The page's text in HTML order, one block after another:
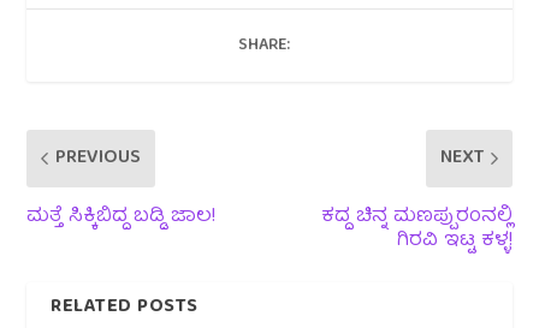
SHARE:
PREVIOUS
ಮತ್ತೆ ಸಿಕ್ಕಿಬಿದ್ದ ಬಡ್ಡಿ ಜಾಲ!
NEXT
ಕದ್ದ ಚಿನ್ನ ಮಣಪ್ಪುರಂನಲ್ಲಿ
ಗಿರವಿ ಇಟ್ಟ ಕಳ್ಳ!
RELATED POSTS